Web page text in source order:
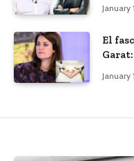
January
El
January